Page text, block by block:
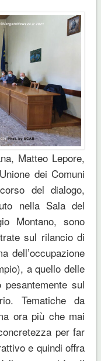
Matteo Lepore,
dei Comuni
del dialogo,
nella Sala del
Montano, sono
sul rilancio di
dell’occupazione
a quello delle
sul
Tematiche da
ora più che mai
per far
e quindi offra